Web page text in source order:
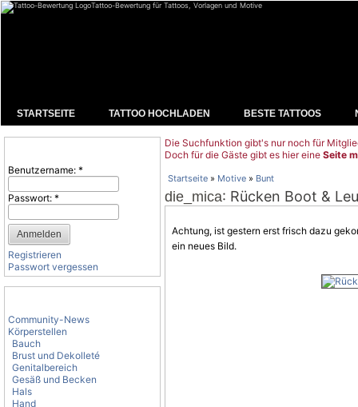
Tattoo-Bewertung für Tattoos, Vorlagen und Motive
STARTSEITE TATTOO HOCHLADEN BESTE TATTOOS
Benutzername: *
Passwort: *
Registrieren
Passwort vergessen
Community-News
Körperstellen
Bauch
Brust und Dekolleté
Genitalbereich
Gesäß und Becken
Hals
Hand
Die Suchfunktion gibt's nur noch für
Doch für die Gäste gibt es hier eine Seite
Startseite » Motive » Bunt
die_mica: Rücken Boot &
Achtung, ist gestern erst frisch dazu
ein neues Bild.